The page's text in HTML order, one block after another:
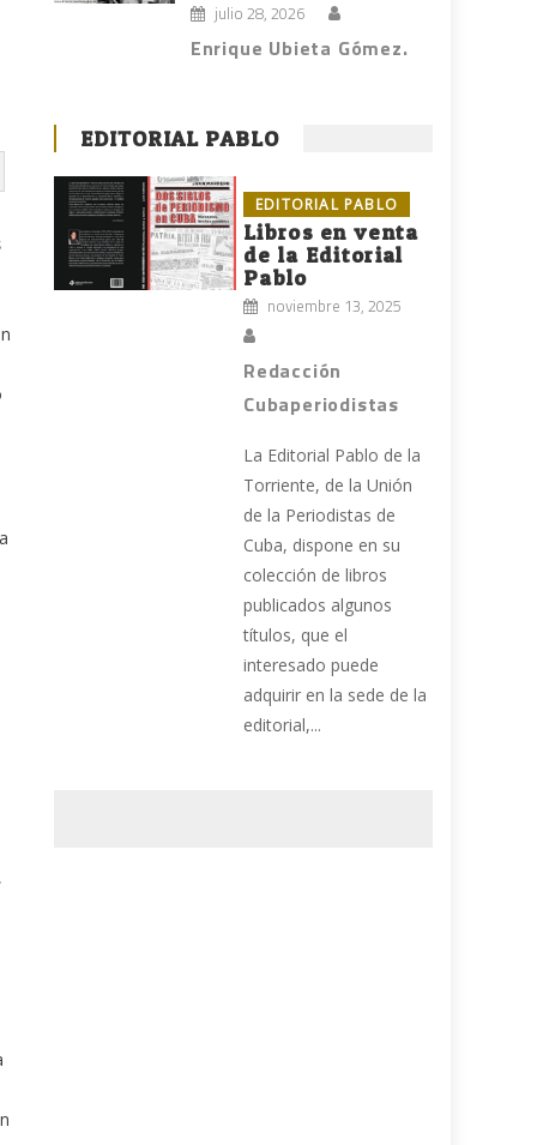
julio 28, 2026
Enrique Ubieta Gómez.
EDITORIAL PABLO
EDITORIAL PABLO
Libros en venta
de la Editorial
Pablo
noviembre 13, 2025
Redacción
Cubaperiodistas
La Editorial Pablo de la
Torriente, de la Unión
de la Periodistas de
Cuba, dispone en su
colección de libros
publicados algunos
títulos, que el
interesado puede
adquirir en la sede de la
editorial,...